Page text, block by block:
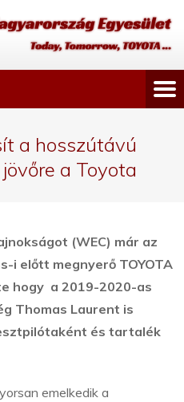
a hosszútávú
a Toyota
(WEC) már az
i előtt megnyerő TOYOTA
hogy a 2019-2020-as
Thomas Laurent is
és tartalék
emelkedik a